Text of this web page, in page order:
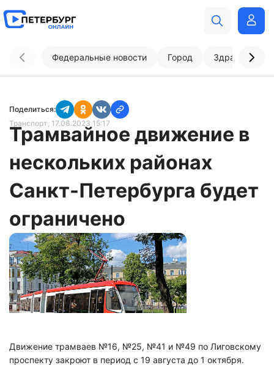
Федеральные новости Город
Поделиться:
Транспорт, 17.08.2023 15:17
Трамвайное движение в
нескольких районах
Санкт-Петербурга будет
ограничено
Движение трамваев №16, №25, №41 и №49 по Лиговскому
проспекту закроют в период с 19 августа до 1 октября.